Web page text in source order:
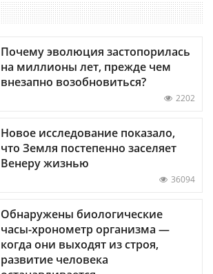
Почему эволюция застопорилась
на миллионы лет, прежде чем
внезапно возобновиться?
2202
Новое исследование показало,
что Земля постепенно заселяет
Венеру жизнью
36094
Обнаружены биологические
часы-хронометр организма —
когда они выходят из строя,
развитие человека